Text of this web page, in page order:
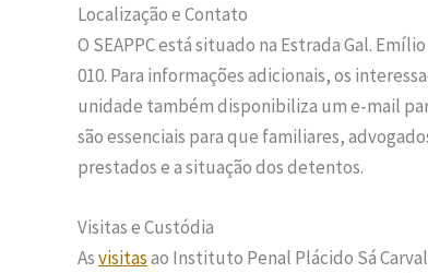
Localização e Contato
O SEAPPC está situado na Estrada Gal.
010. Para informações adicionais, os
unidade também disponibiliza um e-mail
são essenciais para que familiares,
prestados e a situação dos detentos.
Visitas e Custódia
Asvisitasao Instituto Penal Plácido Sá